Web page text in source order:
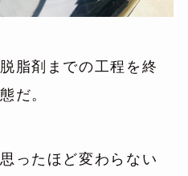
脂剤までの工程を終
だ。
ったほど変わらない